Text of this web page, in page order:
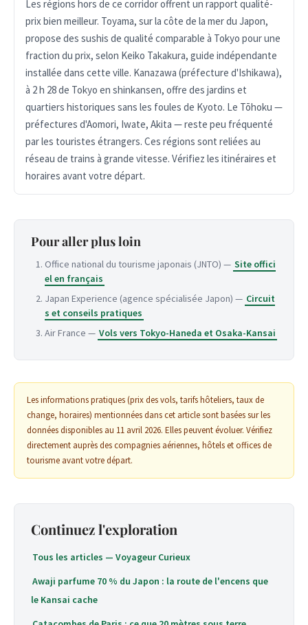
Les régions hors de ce corridor offrent un rapport qualité-
prix bien meilleur. Toyama, sur la côte de la mer du Japon,
propose des sushis de qualité comparable à Tokyo pour une
fraction du prix, selon Keiko Takakura, guide indépendante
installée dans cette ville. Kanazawa (préfecture d'Ishikawa),
à 2 h 28 de Tokyo en shinkansen, offre des jardins et
quartiers historiques sans les foules de Kyoto. Le Tōhoku —
préfectures d'Aomori, Iwate, Akita — reste peu fréquenté
par les touristes étrangers. Ces régions sont reliées au
réseau de trains à grande vitesse. Vérifiez les itinéraires et
horaires avant votre départ.
Pour aller plus loin
Office national du tourisme japonais (JNTO) — Site offici
el en français
Japan Experience (agence spécialisée Japon) — Circuit
s et conseils pratiques
Air France — Vols vers Tokyo-Haneda et Osaka-Kansai
Les informations pratiques (prix des vols, tarifs hôteliers, taux de
change, horaires) mentionnées dans cet article sont basées sur les
données disponibles au 11 avril 2026. Elles peuvent évoluer. Vérifiez
directement auprès des compagnies aériennes, hôtels et offices de
tourisme avant votre départ.
Continuez l'exploration
Tous les articles — Voyageur Curieux
Awaji parfume 70 % du Japon : la route de l'encens que
le Kansai cache